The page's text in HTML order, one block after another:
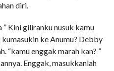
diri.
Kini giliranku nusuk kamu
ke Anumu? Debby
“kamu enggak marah kan? ”
Enggak, masukkanlah